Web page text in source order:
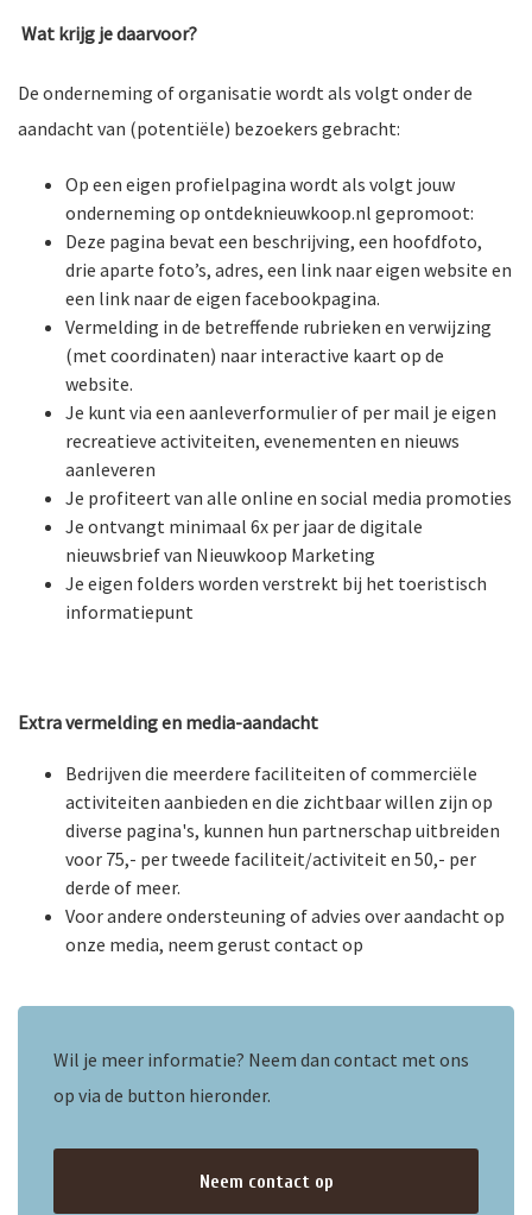
Wat krijg je daarvoor?
De onderneming of organisatie wordt als volgt onder de
aandacht van (potentiële) bezoekers gebracht:
Op een eigen profielpagina wordt als volgt jouw
onderneming op ontdeknieuwkoop.nl gepromoot:
Deze pagina bevat een beschrijving, een hoofdfoto,
drie aparte foto’s, adres, een link naar eigen website en
een link naar de eigen facebookpagina.
Vermelding in de betreffende rubrieken en verwijzing
(met coordinaten) naar interactive kaart op de
website.
Je kunt via een aanleverformulier of per mail je eigen
recreatieve activiteiten, evenementen en nieuws
aanleveren
Je profiteert van alle online en social media promoties
Je ontvangt minimaal 6x per jaar de digitale
nieuwsbrief van Nieuwkoop Marketing
Je eigen folders worden verstrekt bij het toeristisch
informatiepunt
Extra vermelding en media-aandacht
Bedrijven die meerdere faciliteiten of commerciële
activiteiten aanbieden en die zichtbaar willen zijn op
diverse pagina's, kunnen hun partnerschap uitbreiden
voor 75,- per tweede faciliteit/activiteit en 50,- per
derde of meer.
Voor andere ondersteuning of advies over aandacht op
onze media, neem gerust contact op
Wil je meer informatie? Neem dan contact met ons
op via de button hieronder.
Neem contact op